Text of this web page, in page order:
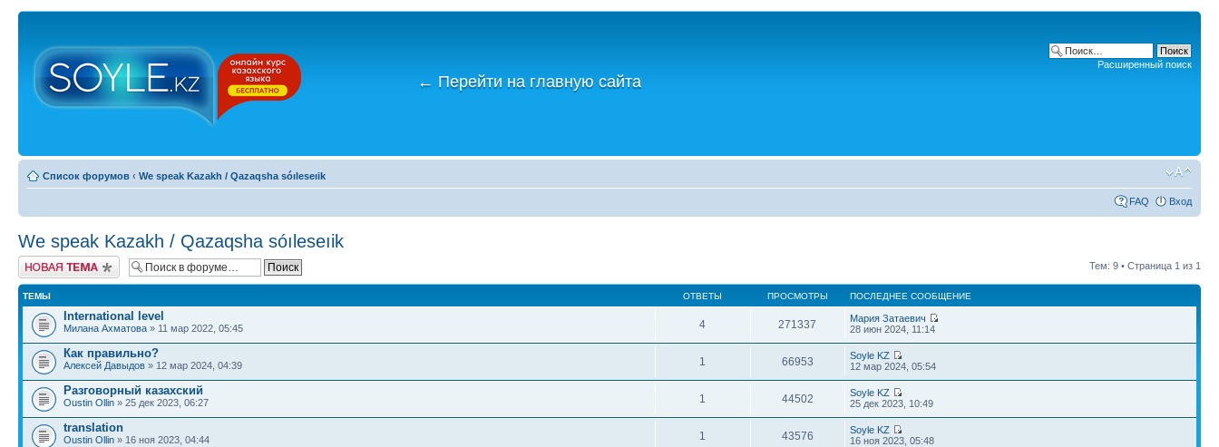
← Перейти на главную сайта
Расширенный поиск
Список форумов ‹ We speak Kazakh / Qazaqsha sóıleseıik
FAQ Вход
We speak Kazakh / Qazaqsha sóıleseıik
Новая тема Тем: 9 • Страница 1 из 1
ТЕМЫ ОТВЕТЫ ПРОСМОТРЫ ПОСЛЕДНЕЕ СООБЩЕНИЕ
International level
Милана Ахматова » 11 мар 2022, 05:45 4 271337
Мария Затаевич
28 июн 2024, 11:14
Как правильно?
Алексей Давыдов » 12 мар 2024, 04:39 1 66953
Soyle KZ
12 мар 2024, 05:54
Разговорный казахский
Oustin Ollin » 25 дек 2023, 06:27 1 44502
Soyle KZ
25 дек 2023, 10:49
translation
Oustin Ollin » 16 ноя 2023, 04:44 1 43576
Soyle KZ
16 ноя 2023, 05:48